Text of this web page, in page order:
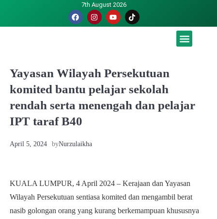
7th August 2026
Yayasan Wilayah Persekutuan
komited bantu pelajar sekolah
rendah serta menengah dan pelajar
IPT taraf B40
April 5, 2024 byNurzulaikha
KUALA LUMPUR, 4 April 2024 – Kerajaan dan Yayasan
Wilayah Persekutuan sentiasa komited dan mengambil berat
nasib golongan orang yang kurang berkemampuan khususnya